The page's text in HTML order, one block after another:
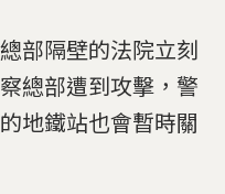
部隔壁的法院立刻
總部遭到攻擊，警
地鐵站也會暫時關